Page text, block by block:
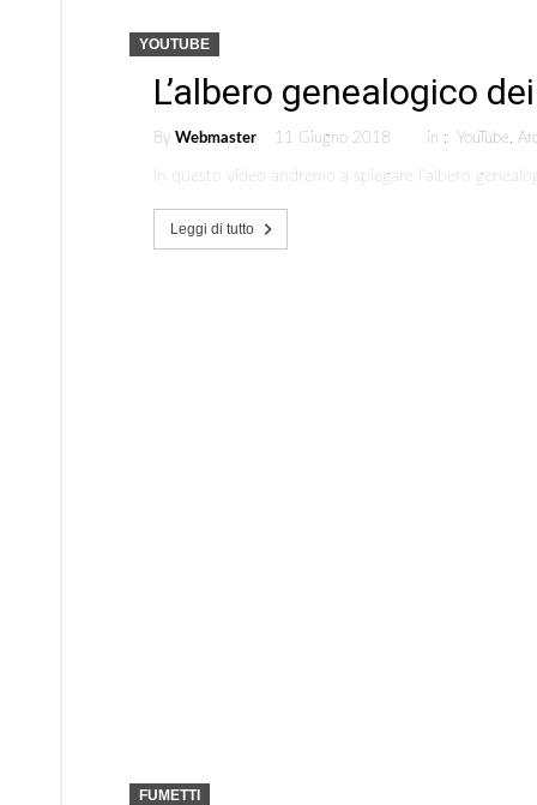
YOUTUBE
L’albero genealogico
By Webmaster 11 Giugno 2018 in : YouTube,
In questo video andremo a spiegare l’albero
Leggi di tutto
FUMETTI